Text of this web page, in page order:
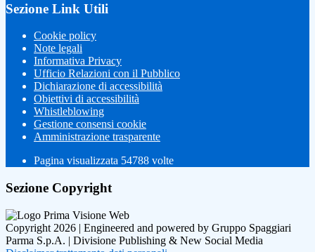
Sezione Link Utili
Cookie policy
Note legali
Informativa Privacy
Ufficio Relazioni con il Pubblico
Dichiarazione di accessibilità
Obiettivi di accessibilità
Whistleblowing
Gestione consensi cookie
Amministrazione trasparente
Pagina visualizzata 54788 volte
Sezione Copyright
Copyright 2026 | Engineered and powered by Gruppo Spaggiari
Parma S.p.A. | Divisione Publishing & New Social Media